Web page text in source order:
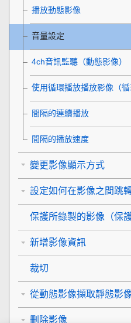
播放動態影像
音量設定
4ch音訊監聽 （動態影像）
使用循環播放播放影像（
間隔的連續播放
間隔的播放速度
變更影像顯示方式
設定如何在影像之間跳
保護所錄製的影像（保
新增影像資訊
裁切
從動態影像擷取靜態影
刪除影像